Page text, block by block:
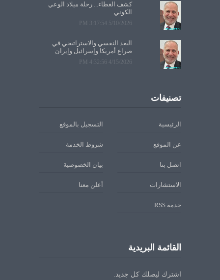
كشف الغطاء... رحلة ميلاد الوعي
الكوني
5/10/2026 3:17:54 PM
البعد النفسي والاستراتيجي في
صراع أمريكا وإسرائيل وإيران
4/15/2026 4:32:56 PM
تصنيفات
الرئيسية التسجيل بالموقع
عن الموقع شروط الخدمة
اتصل بنا بيان الخصوصية
الاستشارات أعلن معنا
خدمة RSS
القائمة البريدية
اشترك ليصلك كل جديد.